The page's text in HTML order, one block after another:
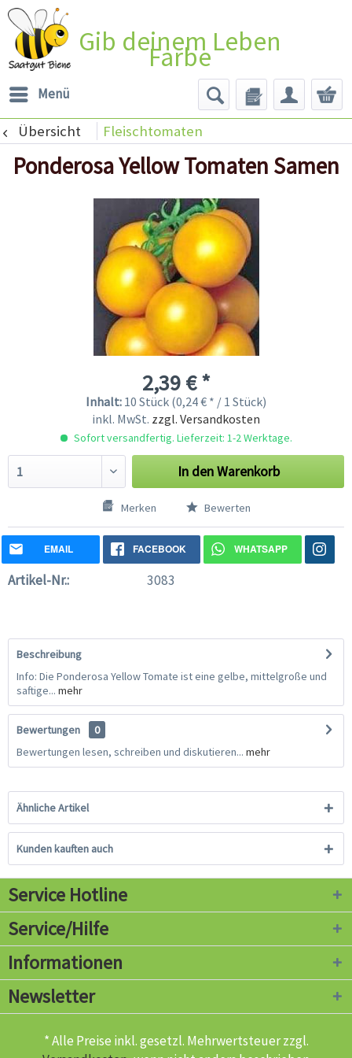
Gib deinem Leben
Farbe
Menü
Übersicht Fleischtomaten
Ponderosa Yellow Tomaten Samen
2,39 € *
Inhalt: 10 Stück (0,24 € * / 1 Stück)
inkl. MwSt. zzgl. Versandkosten
Sofort versandfertig. Lieferzeit: 1-2 Werktage.
In denWarenkorb
Merken Bewerten
EMAIL FACEBOOK WHATSAPP
Artikel-Nr.: 3083
Beschreibung
Info: Die Ponderosa Yellow Tomate ist eine gelbe, mittelgroße und
saftige... mehr
Bewertungen
0
Bewertungen lesen, schreiben und diskutieren... mehr
Ähnliche Artikel
Kunden kauften auch
Service Hotline
Service/Hilfe
Informationen
Newsletter
* Alle Preise inkl. gesetzl. Mehrwertsteuer zzgl.